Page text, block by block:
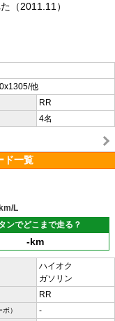
（2011.11）
他
RR
4名
ド一覧
L
ンでどこまで走る？
-km
ハイオク
ガソリン
RR
） -